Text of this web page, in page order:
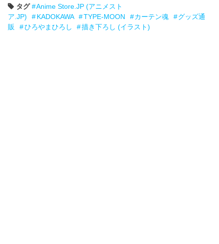
タグ
Anime Store.JP (アニメスト
ア.JP)
KADOKAWA TYPE-MOON カーテン魂
グッズ通
販
ひろやまひろし 描き下ろし (イラスト)